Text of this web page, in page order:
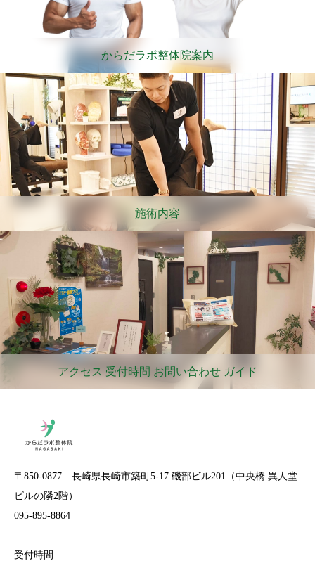
からだラボ整体院案内
施術内容
アクセス 受付時間 お問い合わせ ガイド
〒850-0877 長崎県長崎市築町5-17 磯部ビル201（中央橋 異人堂
ビルの隣2階）
095-895-8864
受付時間